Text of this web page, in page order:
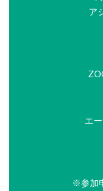
ア
エ
※参加